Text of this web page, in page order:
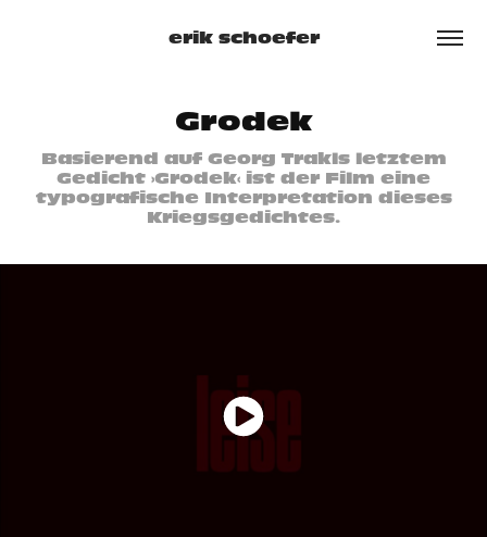
erik schoefer
Grodek
Basierend auf Georg Trakls letztem
Gedicht ›Grodek‹ ist der Film eine
typografische Interpretation dieses
Kriegsgedichtes.